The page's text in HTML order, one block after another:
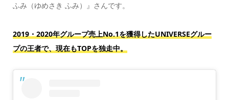
ふみ（ゆめさき ふみ）』さんです。
2019・2020年グループ売上No.1を獲得したUNIVERSEグルー
プの王者で、現在もTOPを独走中。